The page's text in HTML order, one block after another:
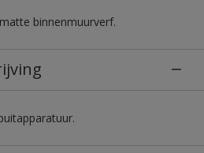
binnenmuurverf.